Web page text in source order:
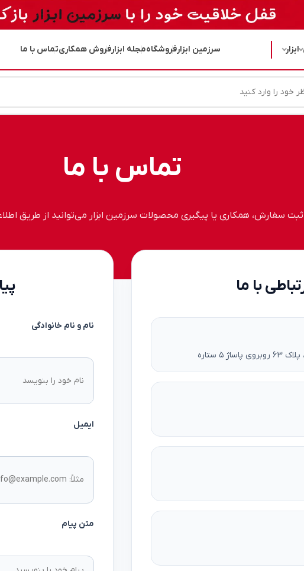
ابزار سرزمین ابزارفروشگاهمجله ابزارفروش همکاریتماس با ما
تماس با ما
ثبت سفارش، همکاری یا پیگیری محصولات سرزمین ابزار می‌توانید از طریق
با ما
۵ ستاره
نام و نام خانوادگی
ایمیل
متن پیام